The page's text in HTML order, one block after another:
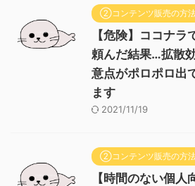
②コンテンツ販売の方
【危険】ココナ
頼んだ結果…拡散
意点がポロポロ出
ます
2021/11/19
②コンテンツ販売の方
【時間のない個